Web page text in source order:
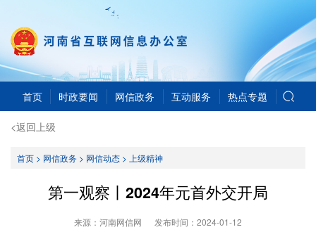
首页 时政要闻 网信政务 互动服务 热点专题
<返回上级
首页> 网信政务> 网信动态> 上级精神
第一观察丨2024年元首外交开局
来源：河南网信网 发布时间： 2024-01-12